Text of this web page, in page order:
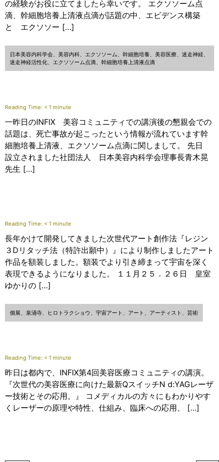
の経験がお役に立てましたら幸いです。 エクソソーム点
滴、幹細胞培養上清液点滴が話題の中、エビデンス構築
と エクソソー […]
日本美容内科学会、美容内科、エクソソーム、幹細胞培養、美容医療、迷走神経、
迷走神経活性化、エクソソーム点滴、幹細胞培養上清液点滴
Reading Time: < 1 minute
一昨日のINFIX 美容コミュニティでの講演後の懇親会での
話題は、死亡事故が起こったという情報が流れています幹
細胞培養上清液、エクソソーム点滴に関しまして。 先日
設立されました社団法人 日本美容内科学会理事長青木晃
先生 […]
Reading Time: < 1 minute
長年かけて開発してきました次世代アート創作法『レジン
３Dリタッチ法（特許出願中）』により制作しましたアート
作品を額装しました。額装でより引き締まって宇宙を深く
表現できるようになりました。 １１月２５．２６日 皇室
ゆかりの […]
個展、泉涌寺、ヒロトラクショウ、宇宙アート、アート、アーティスト、芸術
Reading Time: < 1 minute
昨日は都内で、INFIX第4回美容医療コミュニティの講演。
『次世代の美容医療に向けた最新QスイッチN d:YAGレーザ
ー技術とその応用。』 コメディカルの方々にもわかりやす
くレーザーの原理や特性、仕組み、臨床への応用、 […]